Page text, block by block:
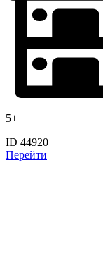
5+
ID 44920
Перейти